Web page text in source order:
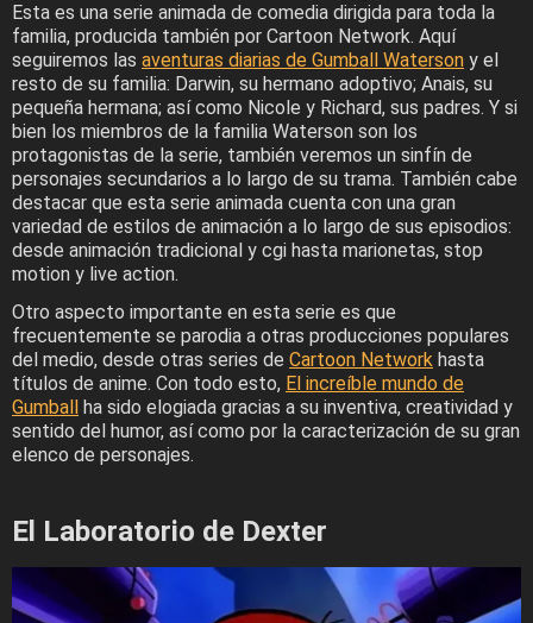
Esta es una serie animada de comedia dirigida para toda la
familia, producida también por Cartoon Network. Aquí
seguiremos las aventuras diarias de Gumball Waterson y el
resto de su familia: Darwin, su hermano adoptivo; Anais, su
pequeña hermana; así como Nicole y Richard, sus padres. Y si
bien los miembros de la familia Waterson son los
protagonistas de la serie, también veremos un sinfín de
personajes secundarios a lo largo de su trama. También cabe
destacar que esta serie animada cuenta con una gran
variedad de estilos de animación a lo largo de sus episodios:
desde animación tradicional y cgi hasta marionetas, stop
motion y live action.
Otro aspecto importante en esta serie es que
frecuentemente se parodia a otras producciones populares
del medio, desde otras series de Cartoon Network hasta
títulos de anime. Con todo esto, El increíble mundo de
Gumball
ha sido elogiada gracias a su inventiva, creatividad y
sentido del humor, así como por la caracterización de su gran
elenco de personajes.
El Laboratorio de Dexter